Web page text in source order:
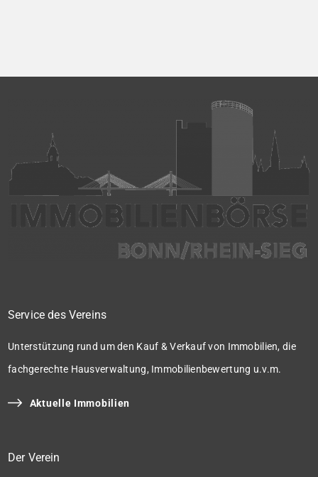
Veräußert […]
Der Verein
Service des Vereins
Unterstützung rund um den Kauf & Verkauf von Immobilien, die
fachgerechte Hausverwaltung, Immobilienbewertung u.v.m.
Aktuelle Immobilien